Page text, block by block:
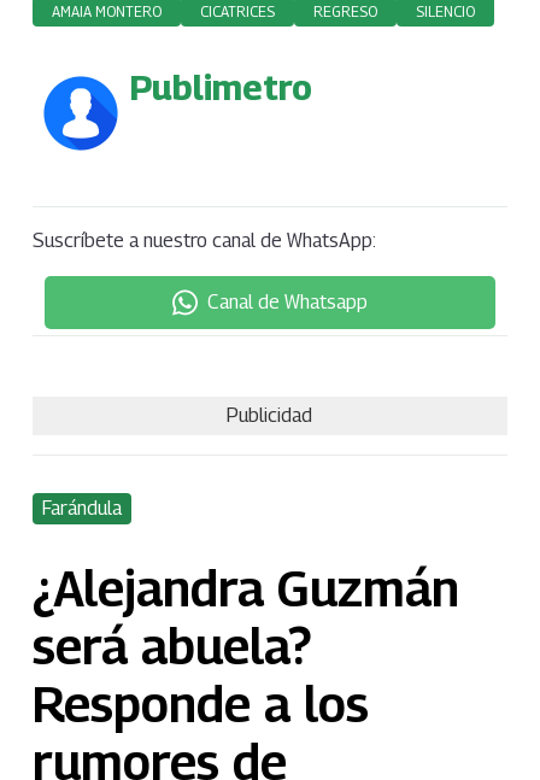
AMAIA MONTERO CICATRICES REGRESO SILENCIO
Publimetro
Suscríbete a nuestro canal de WhatsApp:
Canal de Whatsapp
Publicidad
Farándula
¿Alejandra Guzmán
será abuela?
Responde a los
rumores de